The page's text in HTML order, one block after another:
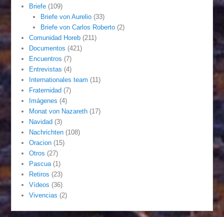
Briefe (109)
Briefe von Aurelio(33)
Briefe von Carlos Roberto(2)
Comunidad Horeb (211)
Documentos (421)
Encuentros (7)
Entrevistas (4)
Internationales team (11)
Fraternidad (7)
Imágenes (4)
Monat von Nazareth (17)
Navidad (3)
Nachrichten (108)
Oracion (15)
Otros (27)
Pascua (1)
Retiros (23)
Vídeos (36)
Vivencias (2)